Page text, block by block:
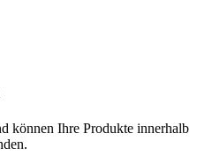
können Ihre Produkte innerhalb